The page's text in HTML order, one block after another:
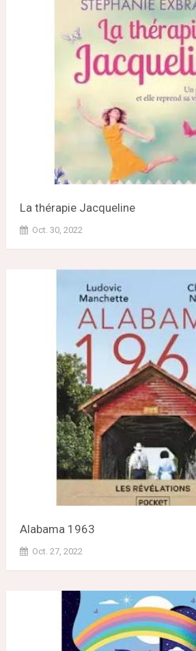
La thérapie Jacqueline
Oct. 30, 2022
Alabama 1963
Oct. 27, 2022